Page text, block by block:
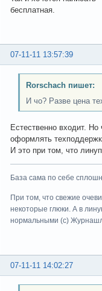
бесплатная.
07-11-11 13:57:39
Rorschach пишет:
И чо? Разве цена
Естественно входит.
оформлять
И это при том, что
База сама по себе
При том, что свежие
некоторые глюки. А в
нормальными (c)
07-11-11 14:02:27